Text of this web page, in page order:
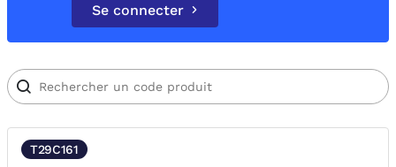
Se connecter
T29C161